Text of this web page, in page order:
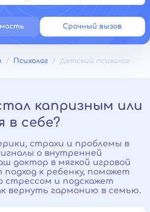
Срочный вызов
Психолог Детский психолог
капризным или
в себе?
страхи и проблемы в
о внутренней
доктор в мягкой игровой
к ребенку, поможет
стрессом и подскажет
вернуть гармонию в семью.